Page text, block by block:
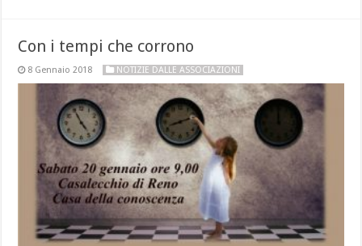
Con i tempi che corrono
8 Gennaio 2018 NOTIZIE DALLE ASSOCIAZIONI